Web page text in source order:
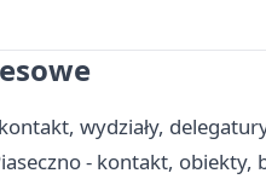
wydziały,
- kontakt, obiekty,